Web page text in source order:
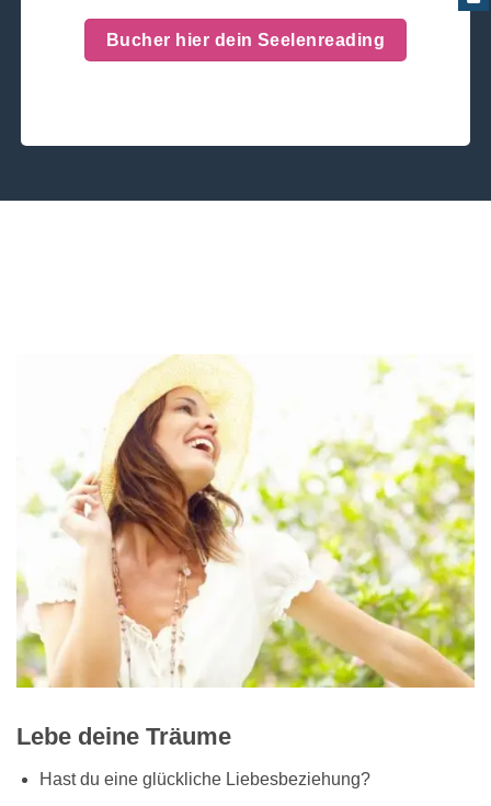
Bucher hier dein Seelenreading
Lebe deine Träume
Hast du eine glückliche Liebesbeziehung?